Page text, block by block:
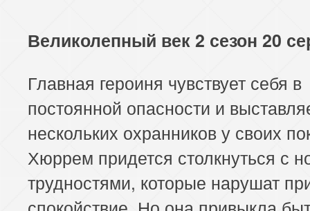
Великолепный век 2 сезон 20
Главная героиня чувствует себя в
постоянной опасности и
нескольких охранников у своих
Хюррем придется столкнуться с
трудностями, которые нарушат